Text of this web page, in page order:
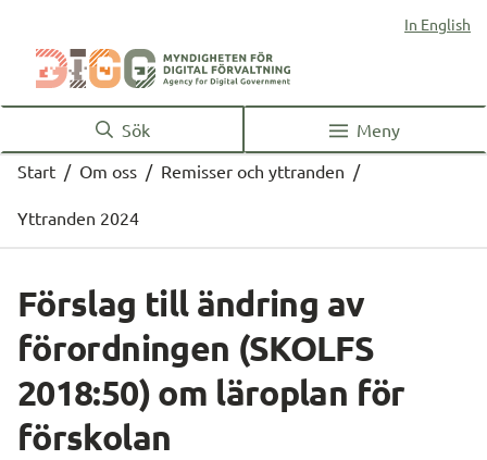
In English
Sök
Meny
Start / Om oss / Remisser och yttranden /
Yttranden 2024
Förslag till ändring av
förordningen (SKOLFS
2018:50) om läroplan för
förskolan